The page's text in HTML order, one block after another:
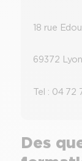
18 rue
69372
Tel : 04 72
Des